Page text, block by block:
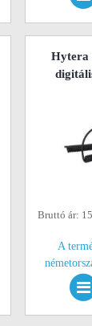
Hytera
Bruttó ár:
A